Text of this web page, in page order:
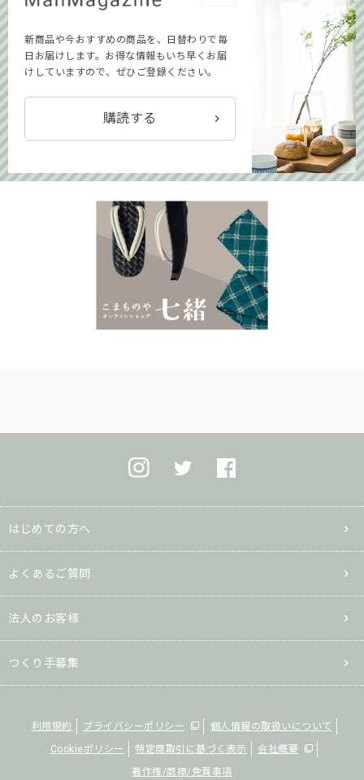
新商品や今おすすめの商品を、日替わりで毎
日お届けします。お得な情報もいち早くお届
けしていますので、ぜひご登録ください。
購読する
はじめての方へ
よくあるご質問
法人のお客様
つくり手募集
利用規約 プライバシーポリシー
個人情報の取扱いについて
Cookieポリシー
特定商取引に基づく表示
会社概要
著作権/商標/免責事項